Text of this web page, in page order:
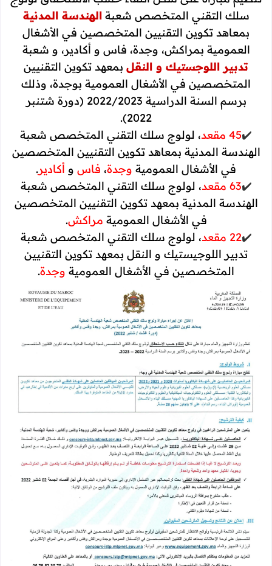
سلك التقني المتخصص شعبةالهندسة المدنية
بمعاهد تكوين التقنيين المتخصصين في الأشغال
العمومية بمراكش، وجدة، فاس و أكادير، و شعبة
تدبير اللوجستيك و النقل بمعهد تكوين التقنيين
المتخصصين في الأشغال العمومية بوجدة، وذلك
برسم السنة الدراسية 2022/2023 (دورة شتنبر
2022).
✔️45 مقعد
، لولوج سلك التقني المتخصص شعبة
الهندسة المدنية بمعاهد تكوين التقنيين المتخصصين
في الأشغال العمومية وجدة، فاس و أكادير.
✔️63 مقعد
، لولوج سلك التقني المتخصص شعبة
الهندسة المدنية بمعهد تكوين التقنيين المتخصصين
في الأشغال العمومية مراكش.
✔️22 مقعد
، لولوج سلك التقني المتخصص شعبة
تدبير اللوجيستيك و النقل بمعهد تكوين التقنيين
المتخصصين في الأشغال العمومية وجدة.